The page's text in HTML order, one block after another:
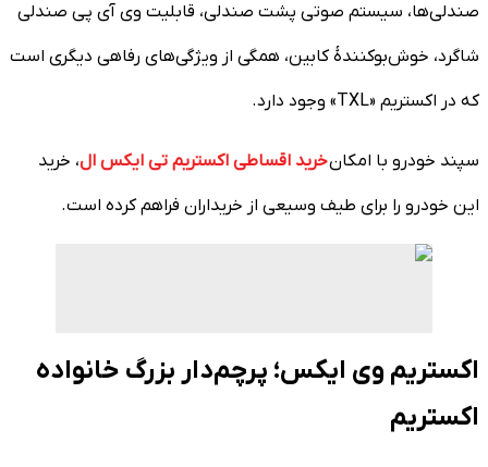
صندلی‌ها، سیستم صوتی پشت صندلی، قابلیت وی آی پی صندلی
شاگرد، خوش‌بوکنندۀ کابین، همگی از ویژگی‌های رفاهی دیگری است
که در اکستریم «TXL» وجود دارد.
سپند خودرو با امکانخرید اقساطی اکستریم تی ایکس ال، خرید
این خودرو را برای طیف وسیعی از خریداران فراهم کرده است.
اکستریم وی ایکس؛ پرچم‌دار بزرگ خانواده
اکستریم